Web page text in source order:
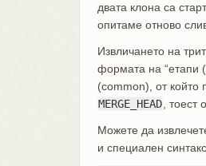
двата клона са
опитаме отново
Извличането на
формата на “етапи
(common), от който
MERGE_HEAD ,
Можете да
и специален